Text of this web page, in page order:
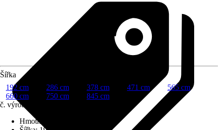
Šířka
192 cm
286 cm 378 cm 471 cm
565 cm
660 cm
750 cm
845 cm
č. výrobku
Hmotnost